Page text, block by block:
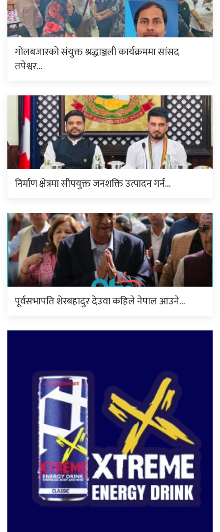
गोलबजारको संयुक्त श्रद्धाञ्जली कार्यक्रममा सांसद
तपेश्वर…
निर्माण क्षेत्रमा सीपयुक्त जनशक्ति उत्पादन गर्न…
पूर्वसभापति शेरबहादुर देउवा कहिले नेपाल आउने…